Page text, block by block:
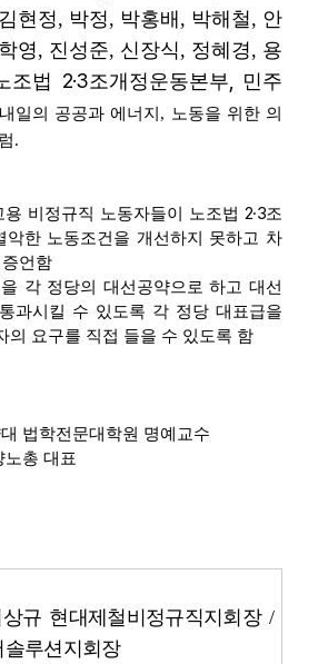
김현정, 박정, 박홍배, 박해철 , 안
영, 진성준, 신장식, 정혜경, 용
조법 2·3조개정운동본부
민주
내일의 공공과 에너지, 노동을 위한 의
.
비정규직 노동자들이 노조법 2·3조
악한 노동조건을 개선하지 못하고 차
언함
각 정당의 대선공약으로 하고 대선
과시킬 수 있도록 각 정당 대표급을
의 요구를 직접 들을 수 있도록 함
법학전문대학원 명예교수
노총 대표
상규 현대제철비정규직지회장 /
솔루션지회장